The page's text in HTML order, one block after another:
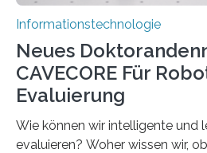
Informationstechnologie
Neues
CAVECORE Für
Evaluierung
Wie können wir intelligente und
evaluieren? Woher wissen wir,